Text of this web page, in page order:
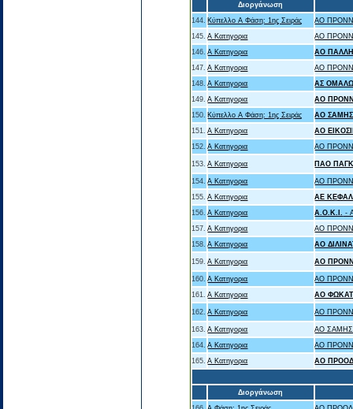
Διοργάνωση
144. Κύπελλο Α Φάση: 1ης Σειράς
ΑΟ
145. Α Κατηγορια
ΑΟ
146. Α Κατηγορια
ΑΟ
147. Α Κατηγορια
ΑΟ
148. Α Κατηγορια
ΑΣ
149. Α Κατηγορια
ΑΟ
150. Κύπελλο Α Φάση: 1ης Σειράς
ΑΟ ΣΑΜΗΣ
151. Α Κατηγορια
ΑΟ
152. Α Κατηγορια ΑΟ
153. Α Κατηγορια ΠΑΟ
154. Α Κατηγορια
ΑΟ
155. Α Κατηγορια
ΑΕ
156. Α Κατηγορια Α.Ο.Κ.Ι. -
157. Α Κατηγορια
ΑΟ
158. Α Κατηγορια ΑΟ
159. Α Κατηγορια ΑΟ
160. Α Κατηγορια
ΑΟ
161. Α Κατηγορια ΑΟ
162. Α Κατηγορια ΑΟ
163. Α Κατηγορια
ΑΟ
164. Α Κατηγορια
ΑΟ
165. Α Κατηγορια ΑΟ
Διοργάνωση